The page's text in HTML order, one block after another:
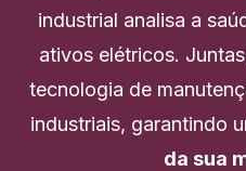
industrial analisa a
ativos elétricos.
tecnologia de
industriais, garantindo
da sua